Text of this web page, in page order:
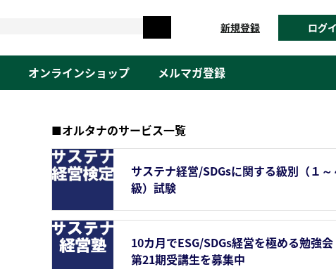
新規登録 ログ
オンラインショップ メルマガ登録
■オルタナのサービス一覧
サステナ経営/SDGsに関する級別（１～
級）試験
10カ月でESG/SDGs経営を極める勉強
第21期受講生を募集中